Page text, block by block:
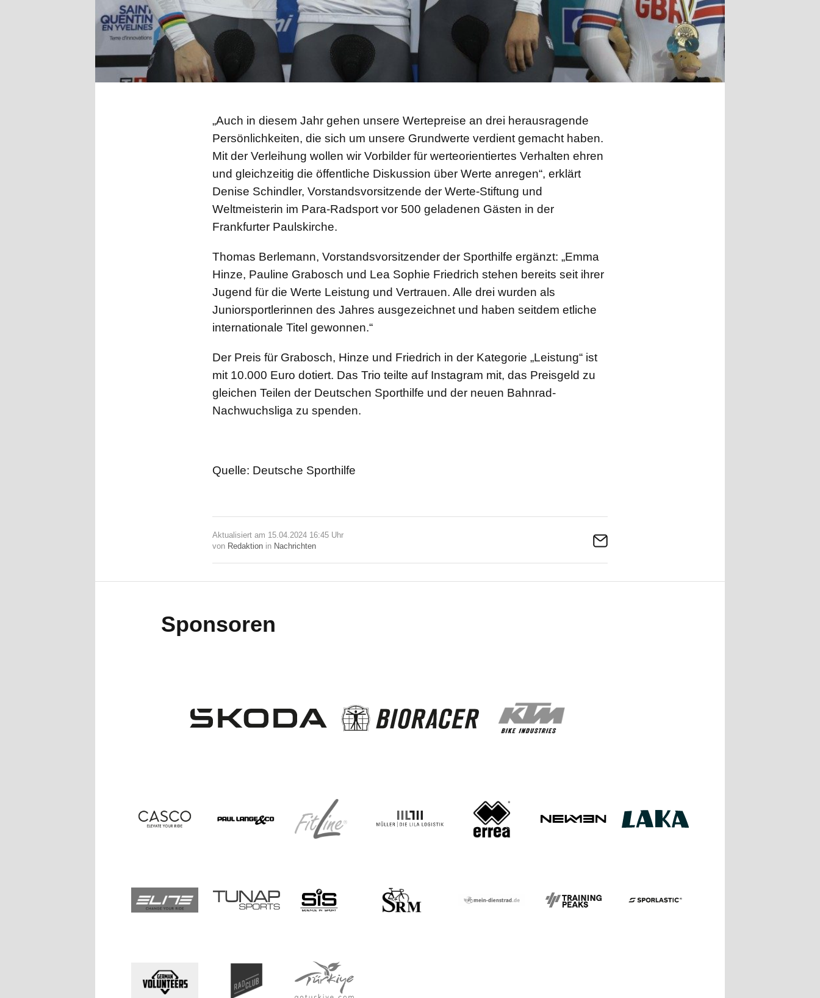
„Auch in diesem Jahr gehen unsere Wertepreise an drei herausragende
Persönlichkeiten, die sich um unsere Grundwerte verdient gemacht haben.
Mit der Verleihung wollen wir Vorbilder für werteorientiertes Verhalten ehren
und gleichzeitig die öffentliche Diskussion über Werte anregen“, erklärt
Denise Schindler, Vorstandsvorsitzende der Werte-Stiftung und
Weltmeisterin im Para-Radsport vor 500 geladenen Gästen in der
Frankfurter Paulskirche.
Thomas Berlemann, Vorstandsvorsitzender der Sporthilfe ergänzt: „Emma
Hinze, Pauline Grabosch und Lea Sophie Friedrich stehen bereits seit ihrer
Jugend für die Werte Leistung und Vertrauen. Alle drei wurden als
Juniorsportlerinnen des Jahres ausgezeichnet und haben seitdem etliche
internationale Titel gewonnen.“
Der Preis für Grabosch, Hinze und Friedrich in der Kategorie „Leistung“ ist
mit 10.000 Euro dotiert. Das Trio teilte auf Instagram mit, das Preisgeld zu
gleichen Teilen der Deutschen Sporthilfe und der neuen Bahnrad-
Nachwuchsliga zu spenden.
Quelle: Deutsche Sporthilfe
Aktualisiert am 15.04.2024 16:45 Uhr
von Redaktion in Nachrichten
Sponsoren